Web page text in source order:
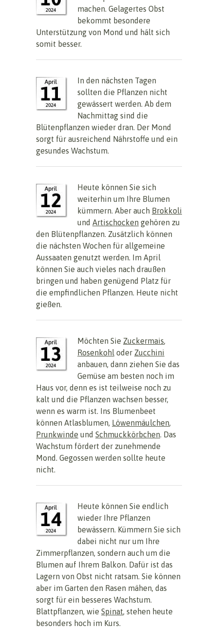
machen. Gelagertes Obst
bekommt besondere
Unterstützung von Mond und hält sich
somit besser.
In den nächsten Tagen
sollten die Pflanzen nicht
gewässert werden. Ab dem
Nachmittag sind die
Blütenpflanzen wieder dran. Der Mond
sorgt für ausreichend Nährstoffe und ein
gesundes Wachstum.
Heute können Sie sich
weiterhin um Ihre Blumen
kümmern. Aber auch Brokkoli
und Artischocken gehören zu
den Blütenpflanzen. Zusätzlich können
die nächsten Wochen für allgemeine
Aussaaten genutzt werden. Im April
können Sie auch vieles nach draußen
bringen und haben genügend Platz für
die empfindlichen Pflanzen. Heute nicht
gießen.
Möchten Sie Zuckermais,
Rosenkohl oder Zucchini
anbauen, dann ziehen Sie das
Gemüse am besten noch im
Haus vor, denn es ist teilweise noch zu
kalt und die Pflanzen wachsen besser,
wenn es warm ist. Ins Blumenbeet
können Atlasblumen, Löwenmäulchen,
Prunkwinde und Schmuckkörbchen. Das
Wachstum fördert der zunehmende
Mond. Gegossen werden sollte heute
nicht.
Heute können Sie endlich
wieder Ihre Pflanzen
bewässern. Kümmern Sie sich
dabei nicht nur um Ihre
Zimmerpflanzen, sondern auch um die
Blumen auf Ihrem Balkon. Dafür ist das
Lagern von Obst nicht ratsam. Sie können
aber im Garten den Rasen mähen, das
sorgt für ein besseres Wachstum.
Blattpflanzen, wie Spinat, stehen heute
besonders hoch im Kurs.